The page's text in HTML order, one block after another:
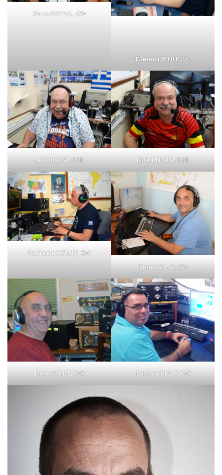
Garo G0PZA , CW
Gianni I7PHH , CW
Jef DD2CW, SSB Dirk ON3UN, SSB
Raffaele IK7MIY, CW
Tony LZ1JZ, CW
Don G3XTT, CW Tommy VK2IR, CW